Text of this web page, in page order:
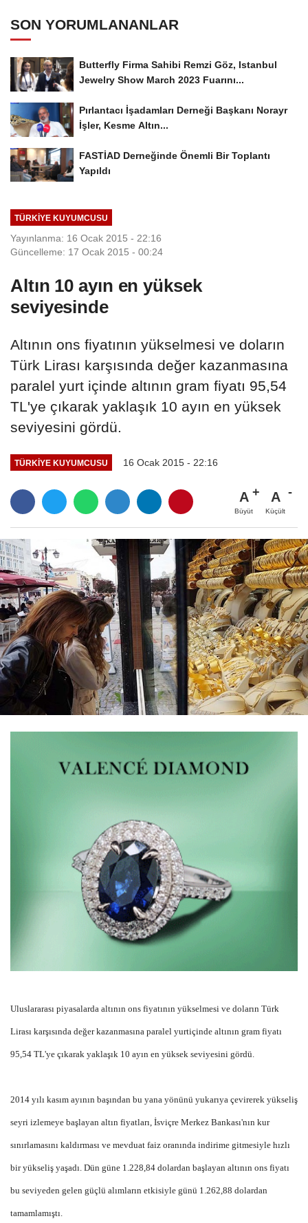
SON YORUMLANANLAR
Butterfly Firma Sahibi Remzi Göz, Istanbul
Jewelry Show March 2023 Fuarını...
Pırlantacı İşadamları Derneği Başkanı Norayr
İşler, Kesme Altın...
FASTİAD Derneğinde Önemli Bir Toplantı
Yapıldı
TÜRKIYE KUYUMCUSU
Yayınlanma: 16 Ocak 2015 - 22:16
Güncelleme: 17 Ocak 2015 - 00:24
Altın 10 ayın en yüksek
seviyesinde
Altının ons fiyatının yükselmesi ve doların
Türk Lirası karşısında değer kazanmasına
paralel yurt içinde altının gram fiyatı 95,54
TL'ye çıkarak yaklaşık 10 ayın en yüksek
seviyesini gördü.
TÜRKIYE KUYUMCUSU 16 Ocak 2015 - 22:16
A
Büyüt
A
Küçült
Uluslararası piyasalarda altının ons fiyatının yükselmesi ve doların Türk
Lirası karşısında değer kazanmasına paralel yurtiçinde altının gram fiyatı
95,54 TL'ye çıkarak yaklaşık 10 ayın en yüksek seviyesini gördü.
2014 yılı kasım ayının başından bu yana yönünü yukarıya çevirerek yükseliş
seyri izlemeye başlayan altın fiyatları, İsviçre Merkez Bankası'nın kur
sınırlamasını kaldırması ve mevduat faiz oranında indirime gitmesiyle hızlı
bir yükseliş yaşadı. Dün güne 1.228,84 dolardan başlayan altının ons fiyatı
bu seviyeden gelen güçlü alımların etkisiyle günü 1.262,88 dolardan
tamamlamıştı.